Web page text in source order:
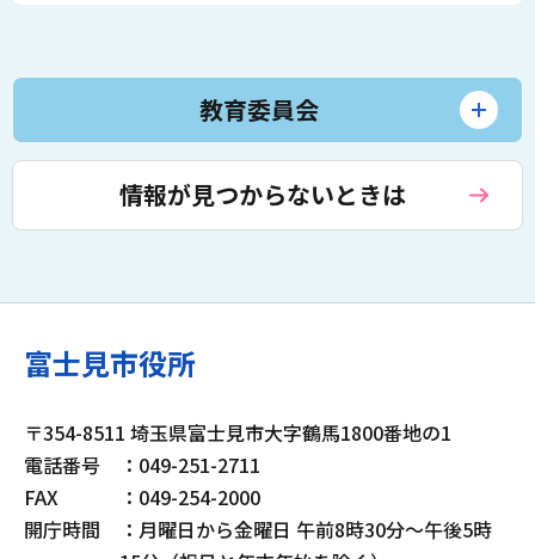
教育委員会
情報が見つからないときは
富士見市役所
〒354-8511 埼玉県富士見市大字鶴馬1800番地の1
電話番号
：049-251-2711
FAX
：049-254-2000
開庁時間
：月曜日から金曜日 午前8時30分～午後5時